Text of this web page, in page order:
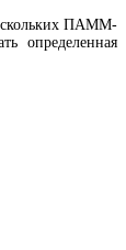
ПАММ-
определенная